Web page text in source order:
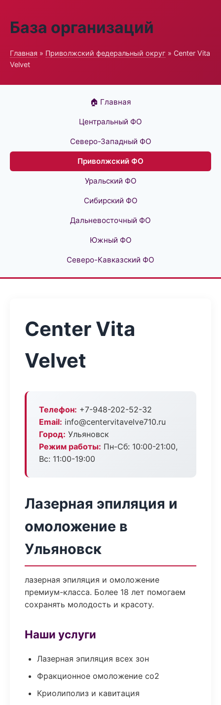
База организаций
Главная » Приволжский федеральный округ » Center Vita
Velvet
🏠 Главная
Центральный ФО
Северо-Западный ФО
Приволжский ФО
Уральский ФО
Сибирский ФО
Дальневосточный ФО
Южный ФО
Северо-Кавказский ФО
Center Vita
Velvet
Телефон: +7-948-202-52-32
Email: info@centervitavelve710.ru
Город: Ульяновск
Режим работы: Пн-Сб: 10:00-21:00,
Вс: 11:00-19:00
Лазерная эпиляция и
омоложение в
Ульяновск
лазерная эпиляция и омоложение
премиум-класса. Более 18 лет помогаем
сохранять молодость и красоту.
Наши услуги
Лазерная эпиляция всех зон
Фракционное омоложение co2
Криолиполиз и кавитация